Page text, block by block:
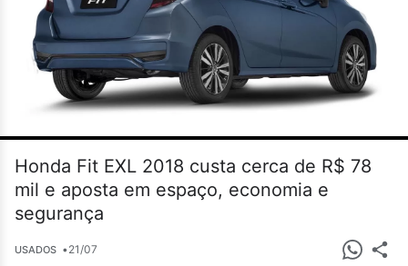
Honda Fit EXL 2018 custa cerca de R$ 78
mil e aposta em espaço, economia e
segurança
USADOS •21/07